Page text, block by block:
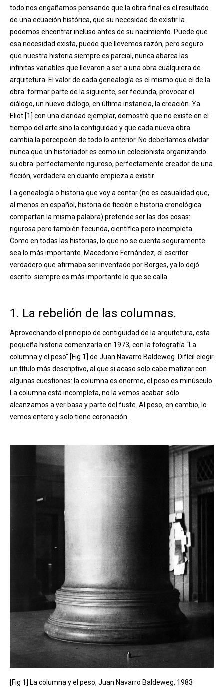
todo nos engañamos pensando que la obra final es el resultado
de una ecuación histórica, que su necesidad de existir la
podemos encontrar incluso antes de su nacimiento. Puede que
esa necesidad exista, puede que llevemos razón, pero seguro
que nuestra historia siempre es parcial, nunca abarca las
infinitas variables que llevaron a ser a una obra cualquiera de
arquitetura. El valor de cada genealogía es el mismo que el de la
obra: formar parte de la siguiente, ser fecunda, provocar el
diálogo, un nuevo diálogo, en última instancia, la creación. Ya
Eliot [1] con una claridad ejemplar, demostró que no existe en el
tiempo del arte sino la contigüidad y que cada nueva obra
cambia la percepción de todo lo anterior. No deberíamos olvidar
nunca que un historiador es como un colecionista organizando
su obra: perfectamente riguroso, perfectamente creador de una
ficción, verdadera en cuanto empieza a existir.
La genealogía o historia que voy a contar (no es casualidad que,
al menos en español, historia de ficción e historia cronológica
compartan la misma palabra) pretende ser las dos cosas:
rigurosa pero también fecunda, científica pero incompleta.
Como en todas las historias, lo que no se cuenta seguramente
sea lo más importante. Macedonio Fernández, el escritor
verdadero que afirmaba ser inventado por Borges, ya lo dejó
escrito: siempre es más importante lo que se calla…
1. La rebelión de las columnas.
Aprovechando el principio de contigüidad de la arquitetura, esta
pequeña historia comenzaría en 1973, con la fotografía “La
columna y el peso” [Fig 1] de Juan Navarro Baldeweg. Difícil elegir
un título más descriptivo, al que si acaso solo cabe matizar con
algunas cuestiones: la columna es enorme, el peso es minúsculo.
La columna está incompleta, no la vemos acabar: sólo
alcanzamos a ver basa y parte del fuste. Al peso, en cambio, lo
vemos entero y solo tiene coronación.
[Fig 1] La columna y el peso, Juan Navarro Baldeweg, 1983